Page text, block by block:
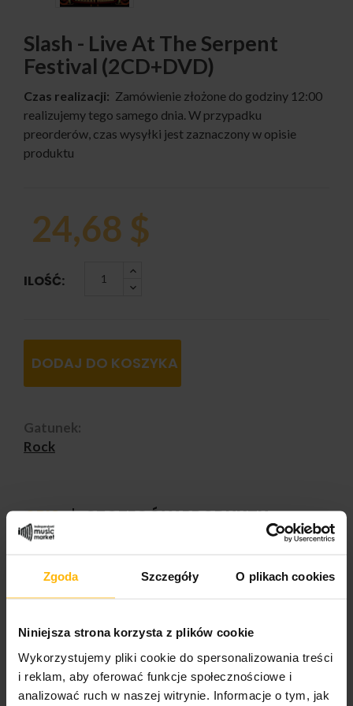
Zgoda Szczegóły O plikach cookies
Niniejsza strona korzysta z plików cookie
Wykorzystujemy pliki cookie do spersonalizowania treści
i reklam, aby oferować funkcje społecznościowe i
analizować ruch w naszej witrynie. Informacje o tym, jak
Slash - Live At The Serpent
Festival (2CD+DVD)
Czas realizacji: Zamówienie złożone do godziny 12:00
realizujemy tego samego dnia. W przypadku
preorderów, czas wysyłki jest zaznaczony w opisie
produktu
24,68 $
ILOŚĆ:
DODAJ DO KOSZYKA
Gatunek:
Rock
OPIS SZCZEGÓŁY PRODUKTU
Dzięki "Live at the S. E.R. P.E. N.T. Festival" Slash
przywraca na pierwszy plan swoją miłość do bluesa i
własne muzyczne korzenie. Album na żywo i
elektryzujący występ z 17 lipca 2024 r. w Mission
Podczas trasy koncertowej w ramach festiwalu S. E.R.
P.E. N.T. Slash i jego zespół "Slash's Blues Ball"